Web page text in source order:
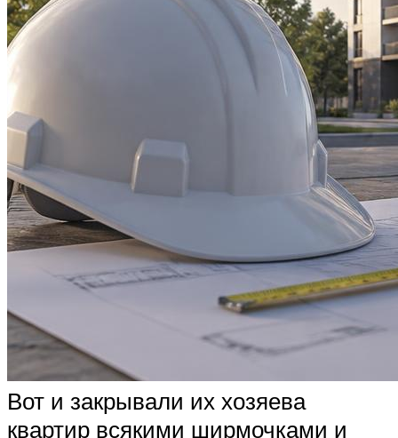
Вот и закрывали их хозяева
квартир всякими ширмочками и